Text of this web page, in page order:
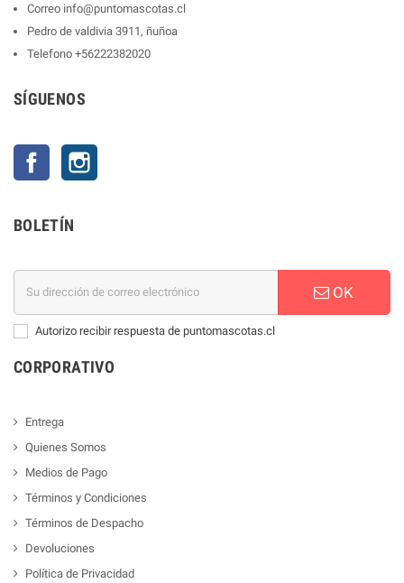
Correo info@puntomascotas.cl
Pedro de valdivia 3911, ñuñoa
Telefono +56222382020
SÍGUENOS
Facebook
BOLETÍN
OK
Autorizo recibir respuesta de puntomascotas.cl
CORPORATIVO
Entrega
Quienes Somos
Medios de Pago
Términos y Condiciones
Términos de Despacho
Devoluciones
Política de Privacidad